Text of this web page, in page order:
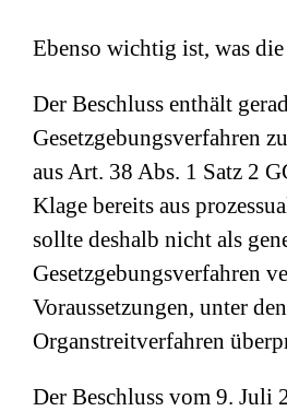
Ebenso wichtig ist, was
Der Beschluss enthält
Gesetzgebungsverfahren
aus Art. 38 Abs. 1 Satz 2
Klage bereits aus
sollte deshalb nicht als
Gesetzgebungsverfahren
Voraussetzungen, unter
Organstreitverfahren
Der Beschluss vom 9. Juli